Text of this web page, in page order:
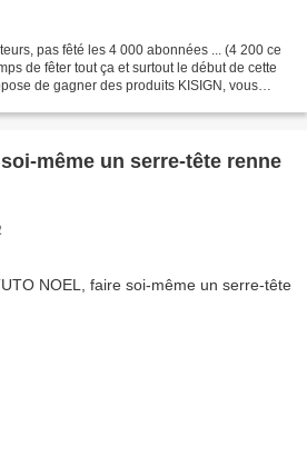
pas fêté les 4 000 abonnées ... (4 200 ce
de fêter tout ça et surtout le début de cette
de gagner des produits KISIGN, vous
même un serre-tête renne